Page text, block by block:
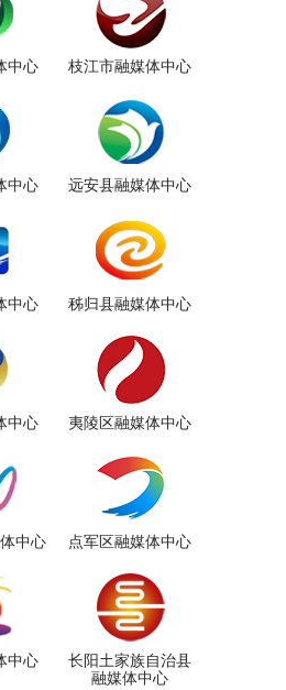
中心 枝江市融媒体中心
中心 远安县融媒体中心
中心 秭归县融媒体中心
中心 夷陵区融媒体中心
中心 点军区融媒体中心
中心
长阳土家族自治县
融媒体中心